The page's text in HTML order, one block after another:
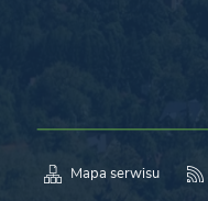
Mapa serwisu